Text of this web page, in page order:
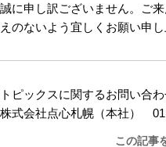
誠に申し訳ございません。ご
えのないよう宜しくお願い申し
トピックスに関するお問い合
株式会社点心札幌（本社）
この記事